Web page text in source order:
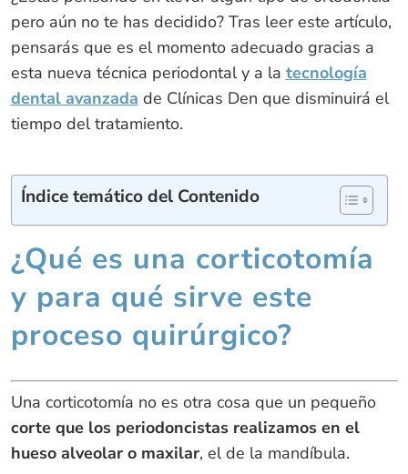
pero aún no te has decidido? Tras leer este artículo,
pensarás que es el momento adecuado gracias a
esta nueva técnica periodontal y a la tecnología
dental avanzada de Clínicas Den que disminuirá el
tiempo del tratamiento.
Índice temático del Contenido
¿Qué es una corticotomía
y para qué sirve este
proceso quirúrgico?
Una corticotomía no es otra cosa que un pequeño
corte que los periodoncistas realizamos en el
hueso alveolar o maxilar, el de la mandíbula.